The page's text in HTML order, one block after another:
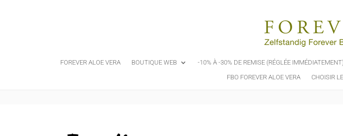
FOREVER ALOE VERA BOUTIQUE WEB -10% À -30% DE REMISE (RÉGLÉE
FBO FOREVER ALOE VERA
CHOISIR